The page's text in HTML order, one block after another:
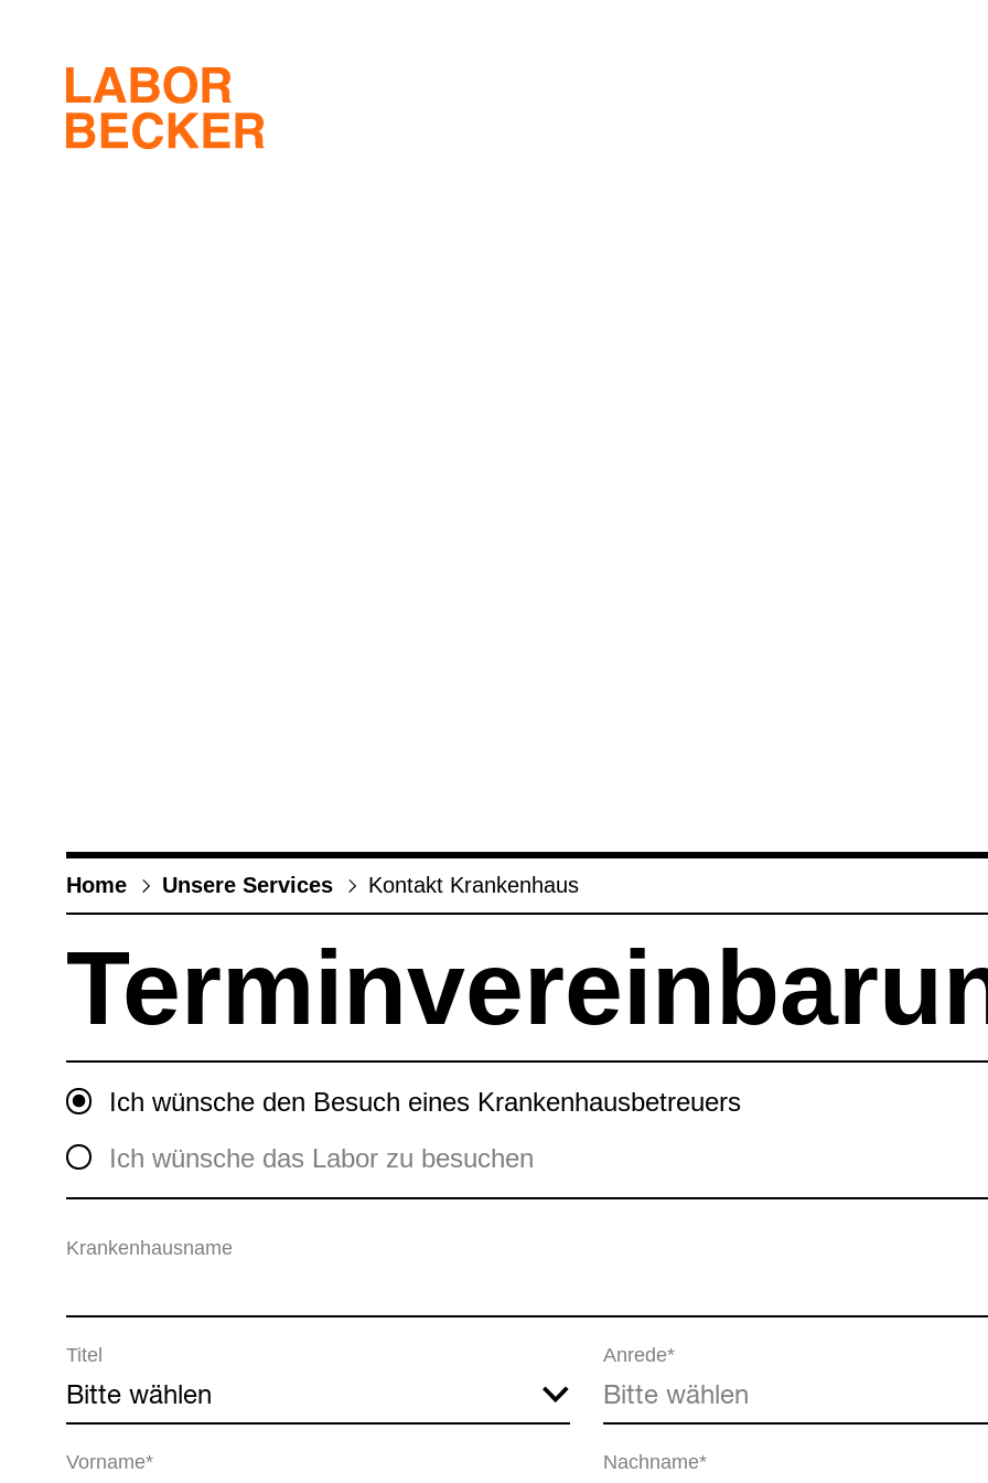
Home Unsere Ser­vices Kon­takt Kran­ken­haus
Ich wünsche den Besuch eines Krankenhausbetreuers
Ich wünsche das Labor zu besuchen
Krankenhausname
Titel Anrede*
Vorname* Nachname*